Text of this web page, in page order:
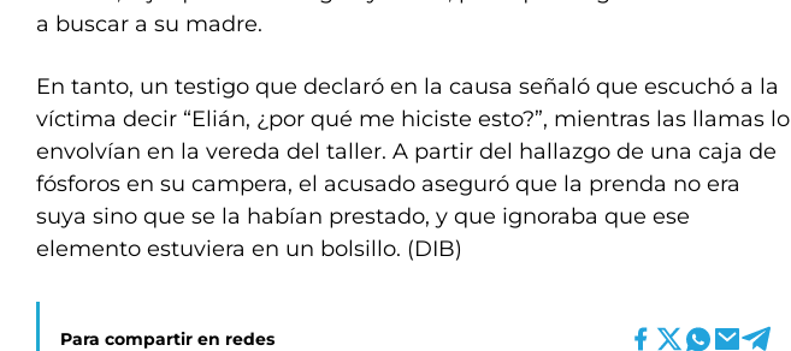
a buscar a su madre.
En tanto, un testigo que declaró en la causa señaló que escuchó a la
víctima decir “Elián, ¿por qué me hiciste esto?”, mientras las llamas lo
envolvían en la vereda del taller. A partir del hallazgo de una caja de
fósforos en su campera, el acusado aseguró que la prenda no era
suya sino que se la habían prestado, y que ignoraba que ese
elemento estuviera en un bolsillo. (DIB)
Para compartir en redes